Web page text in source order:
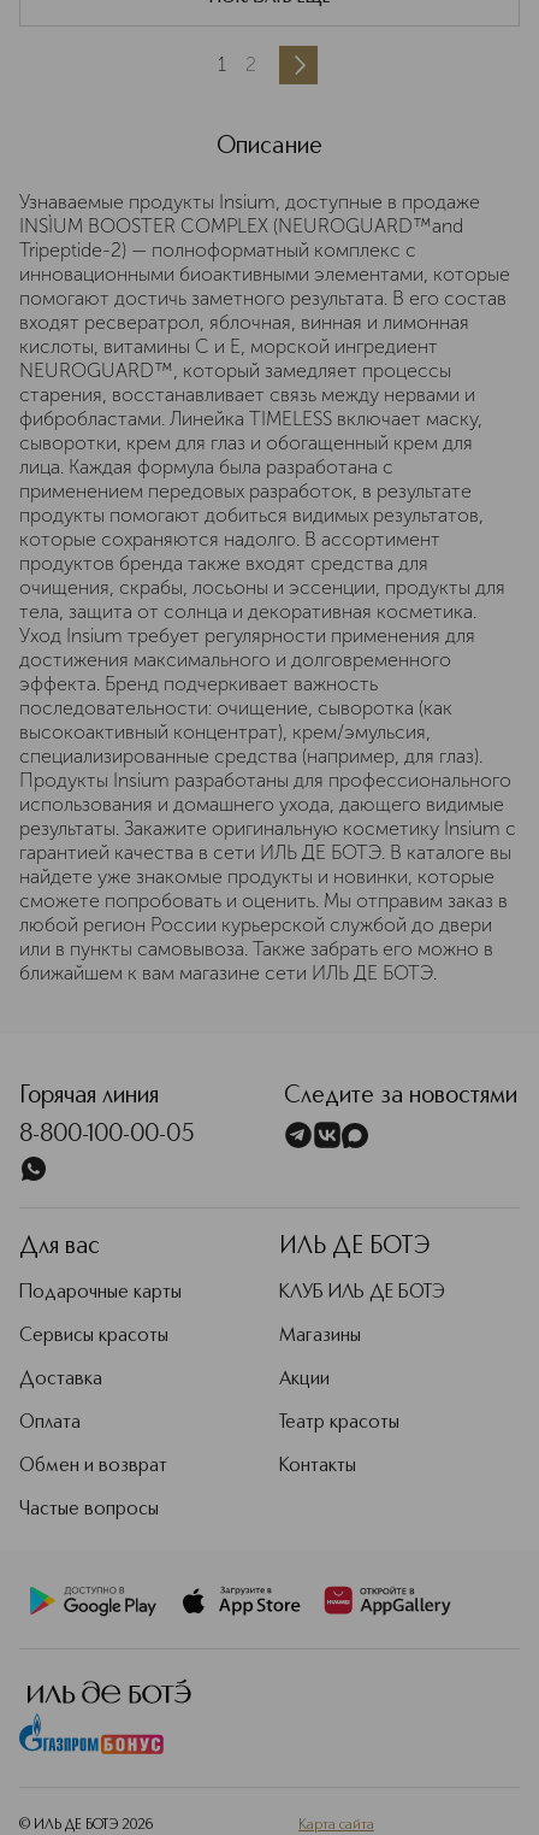
1 2
Описание
Узнаваемые продукты Insium, доступные в продаже
INSÌUM BOOSTER COMPLEX (NEUROGUARD™and
Tripeptide-2) — полноформатный комплекс с
инновационными биоактивными элементами, которые
помогают достичь заметного результата. В его состав
входят ресвератрол, яблочная, винная и лимонная
кислоты, витамины С и Е, морской ингредиент
NEUROGUARD™, который замедляет процессы
старения, восстанавливает связь между нервами и
фибробластами. Линейка TIMELESS включает маску,
сыворотки, крем для глаз и обогащенный крем для
лица. Каждая формула была разработана с
применением передовых разработок, в результате
продукты помогают добиться видимых результатов,
которые сохраняются надолго. В ассортимент
продуктов бренда также входят средства для
очищения, скрабы, лосьоны и эссенции, продукты для
тела, защита от солнца и декоративная косметика.
Уход Insium требует регулярности применения для
достижения максимального и долговременного
эффекта. Бренд подчеркивает важность
последовательности: очищение, сыворотка (как
высокоактивный концентрат), крем/эмульсия,
специализированные средства (например, для глаз).
Продукты Insium разработаны для профессионального
использования и домашнего ухода, дающего видимые
результаты. Закажите оригинальную косметику Insium с
гарантией качества в сети ИЛЬ ДЕ БОТЭ. В каталоге вы
найдете уже знакомые продукты и новинки, которые
сможете попробовать и оценить. Мы отправим заказ в
любой регион России курьерской службой до двери
или в пункты самовывоза. Также забрать его можно в
ближайшем к вам магазине сети ИЛЬ ДЕ БОТЭ.
Горячая линия
8-800-100-00-05
Следите за новостями
Для вас
Подарочные карты
Сервисы красоты
Доставка
Оплата
Обмен и возврат
Частые вопросы
ИЛЬ ДЕ БОТЭ
КЛУБ ИЛЬ ДЕ БОТЭ
Магазины
Акции
Театр красоты
Контакты
© ИЛЬ ДЕ БОТЭ 2026 Карта сайта